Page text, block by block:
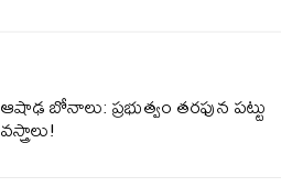
ఆషాఢ బోనాలు: ప్రభుత్వం తరఫున పట్టు
వస్త్రాలు!